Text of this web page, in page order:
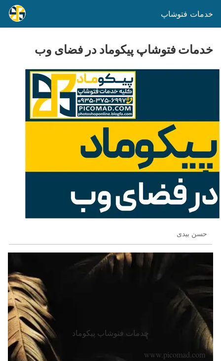
خدمات فتوشاپ
خدمات فتوشاپ پیکوماد در فضای وب
حسن بیدی
خدمات فتوشاپ پیکوماد
www.picomad.com